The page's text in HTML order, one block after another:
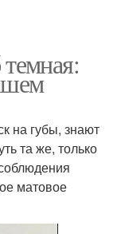
на губы, знают
та же, только
матовое